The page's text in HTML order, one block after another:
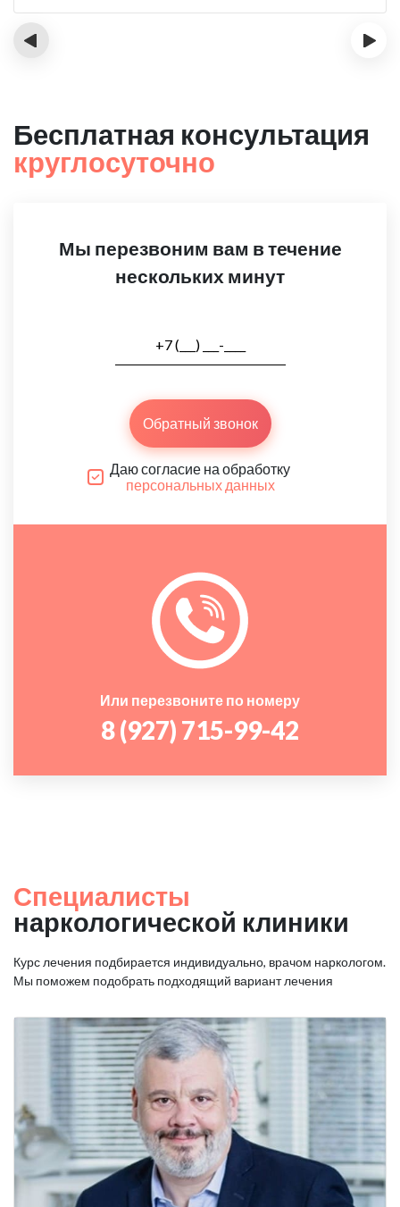
‹ ›
Бесплатная консультация
круглосуточно
Мы перезвоним вам в течение
нескольких минут
Обратный звонок
Даю согласие на обработку
персональных данных
Или перезвоните по номеру
8 (927) 715-99-42
Специалисты
наркологической клиники
Курс лечения подбирается индивидуально, врачом наркологом.
Мы поможем подобрать подходящий вариант лечения